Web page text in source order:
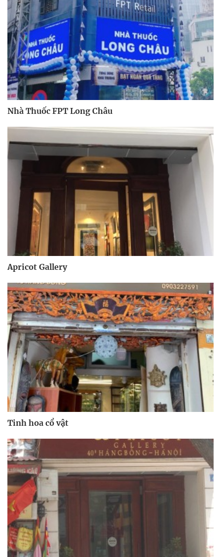
Nhà Thuốc FPT Long Châu
Apricot Gallery
Tinh hoa cổ vật